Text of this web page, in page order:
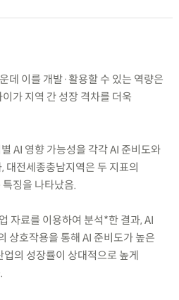
데 이를 개발·활용할 수 있는 역량은
가 지역 간 성장 격차를 더욱
AI 영향 가능성을 각각 AI 준비도와
대전세종충남지역은 두 지표의
징을 나타났음.
자료를 이용하여 분석*한 결과, AI
상호작용을 통해 AI 준비도가 높은
의 성장률이 상대적으로 높게